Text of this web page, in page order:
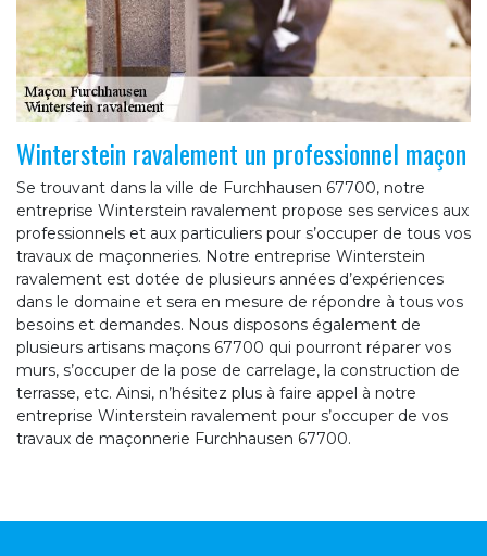
Winterstein ravalement un professionnel maçon
Se trouvant dans la ville de Furchhausen 67700, notre
entreprise Winterstein ravalement propose ses services aux
professionnels et aux particuliers pour s’occuper de tous vos
travaux de maçonneries. Notre entreprise Winterstein
ravalement est dotée de plusieurs années d’expériences
dans le domaine et sera en mesure de répondre à tous vos
besoins et demandes. Nous disposons également de
plusieurs artisans maçons 67700 qui pourront réparer vos
murs, s’occuper de la pose de carrelage, la construction de
terrasse, etc. Ainsi, n’hésitez plus à faire appel à notre
entreprise Winterstein ravalement pour s’occuper de vos
travaux de maçonnerie Furchhausen 67700.